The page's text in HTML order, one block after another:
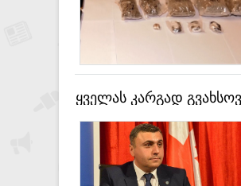
დაკავებულია
მოქალაქე
ყველას კარგად
„ნაცმოძრაობა“ რას
სჩადიოდა, ამ
გადაფარვას